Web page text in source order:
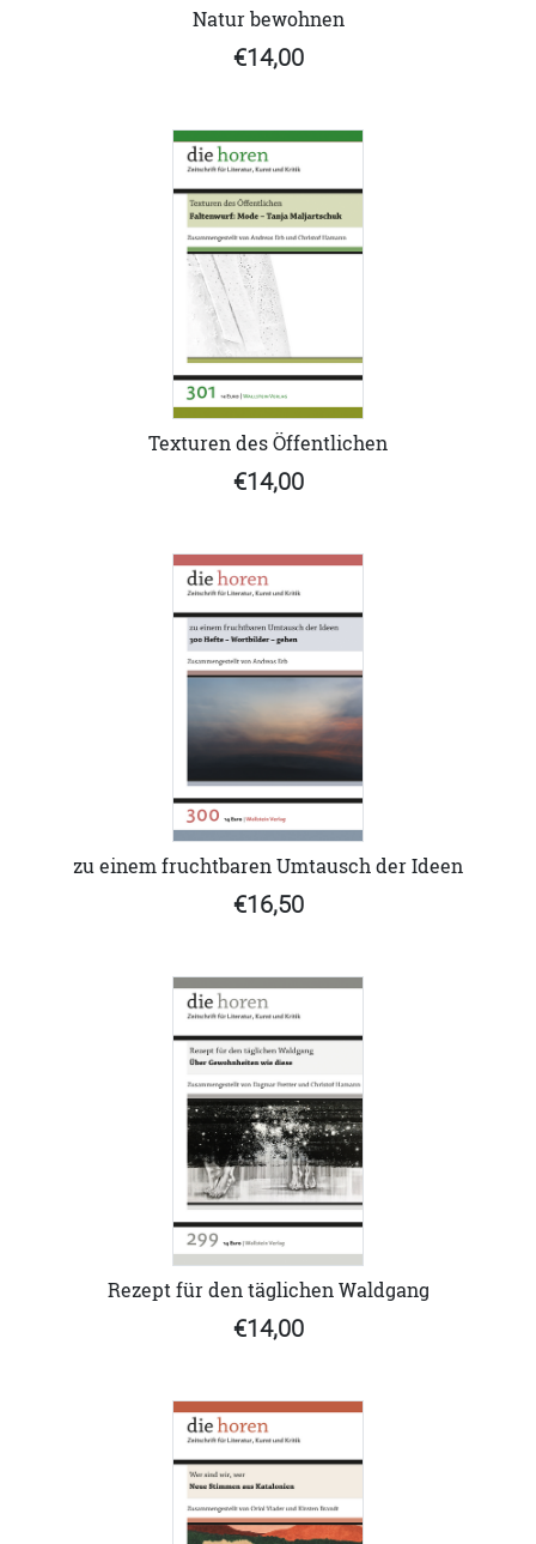
Natur bewohnen
€14,00
Texturen des Öffentlichen
€14,00
zu einem fruchtbaren Umtausch der Ideen
€16,50
Rezept für den täglichen Waldgang
€14,00